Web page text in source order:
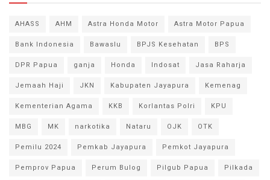
AHASS AHM Astra Honda Motor
Astra Motor Papua
Bank Indonesia
Bawaslu BPJS Kesehatan
BPS
DPR Papua
ganja Honda Indosat
Jasa Raharja
Jemaah Haji
JKN Kabupaten Jayapura
Kemenag
Kementerian Agama
KKB Korlantas Polri
KPU
MBG
MK narkotika Nataru OJK
OTK
Pemilu 2024
Pemkab Jayapura
Pemkot Jayapura
Pemprov Papua
Perum Bulog Pilgub Papua
Pilkada